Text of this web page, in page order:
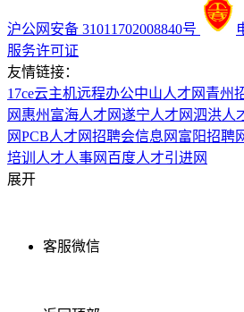
沪公网安备 31011702008840号
服务许可证
友情链接：
17ce云主机远程办公中山人才网 青州
网 惠州富海人才网遂宁人才网泗洪人
网PCB人才网招聘会信息网 富阳招聘
培训 人才人事网 百度人才引进网
展开
客服微信